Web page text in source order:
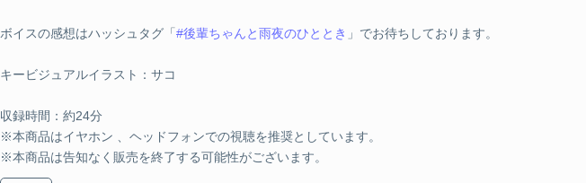
ボイスの感想はハッシュタグ「 #後輩ちゃんと雨夜のひととき 」でお待ちしております。
キービジュアルイラスト：サコ
収録時間：約24分
※本商品はイヤホン 、ヘッドフォンでの視聴を推奨としています。
※本商品は告知なく販売を終了する可能性がございます。